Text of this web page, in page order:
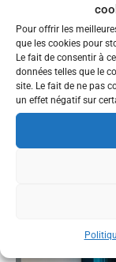
Pour offrir les
que les cookies pour
Le fait de consentir à
données telles que le
site. Le fait de ne pas
un effet négatif sur